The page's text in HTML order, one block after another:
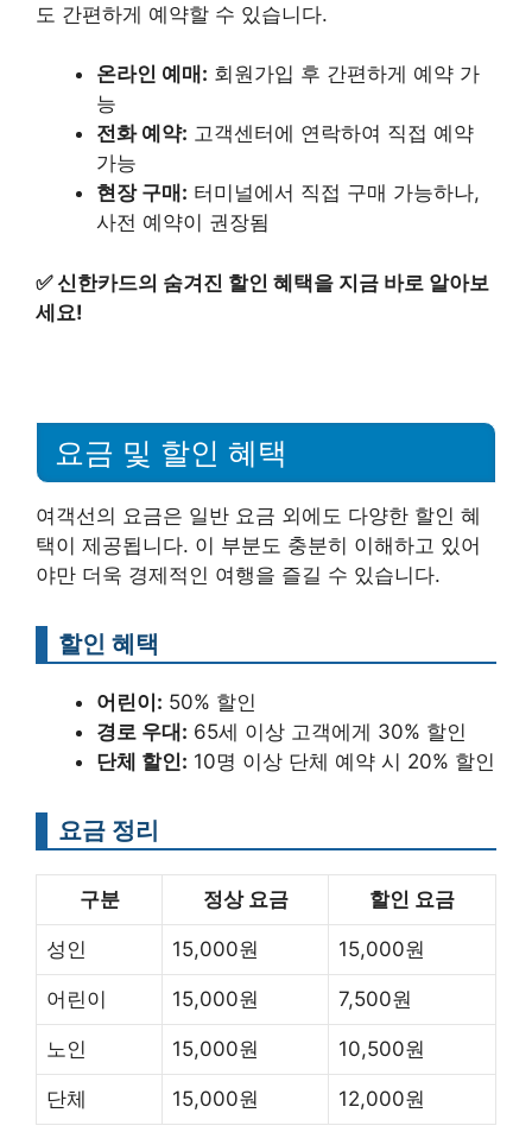
도 간편하게 예약할 수 있습니다.
온라인 예매: 회원가입 후 간편하게 예약 가
능
전화 예약: 고객센터에 연락하여 직접 예약
가능
현장 구매: 터미널에서 직접 구매 가능하나,
사전 예약이 권장됨
✅신한카드의 숨겨진 할인 혜택을 지금 바로 알아보
세요!
요금 및 할인 혜택
여객선의 요금은 일반 요금 외에도 다양한 할인 혜
택이 제공됩니다. 이 부분도 충분히 이해하고 있어
야만 더욱 경제적인 여행을 즐길 수 있습니다.
할인 혜택
어린이: 50% 할인
경로 우대: 65세 이상 고객에게 30% 할인
단체 할인: 10명 이상 단체 예약 시 20% 할인
요금 정리
구분 정상 요금 할인 요금
성인 15,000원 15,000원
어린이 15,000원 7,500원
노인 15,000원 10,500원
단체 15,000원 12,000원